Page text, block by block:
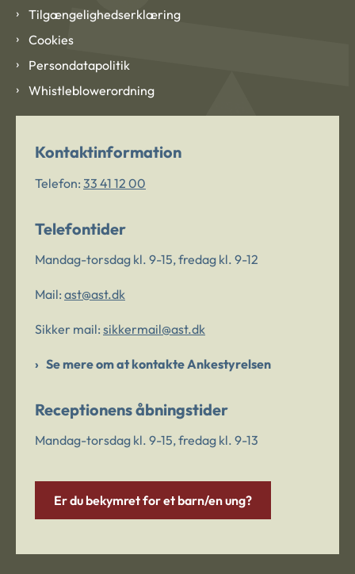
Tilgængelighedserklæring
Cookies
Persondatapolitik
Whistleblowerordning
Kontaktinformation
Telefon: 33 41 12 00
Telefontider
Mandag-torsdag kl. 9-15, fredag kl. 9-12
Mail: ast@ast.dk
Sikker mail: sikkermail@ast.dk
Se mere om at kontakte Ankestyrelsen
Receptionens åbningstider
Mandag-torsdag kl. 9-15, fredag kl. 9-13
Er du bekymret for et barn/en ung?